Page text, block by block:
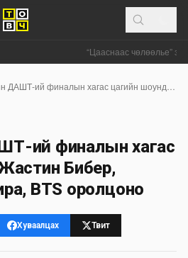
“Цааснаас чөлөөлье”
ий финалын хагас
Бибер,
BTS оролцоно
Хуваалцах Твит